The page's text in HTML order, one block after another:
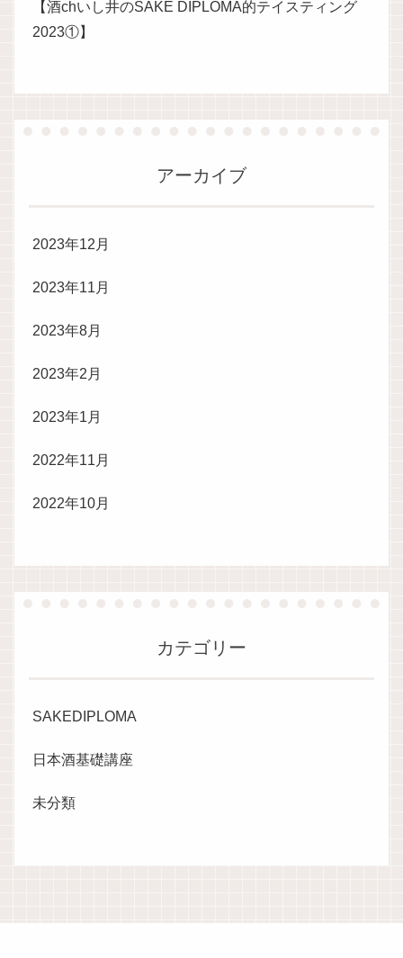
【酒chいし井のSAKE DIPLOMA的テイスティング
2023①】
アーカイブ
2023年12月
2023年11月
2023年8月
2023年2月
2023年1月
2022年11月
2022年10月
カテゴリー
SAKEDIPLOMA
日本酒基礎講座
未分類